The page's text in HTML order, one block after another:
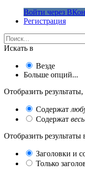
Войти через
Регистрация
Искать в
Везде
Больше опций...
Отобразить
Содержат
Содержат весь
Отобразить результаты
Заголовки и
Только